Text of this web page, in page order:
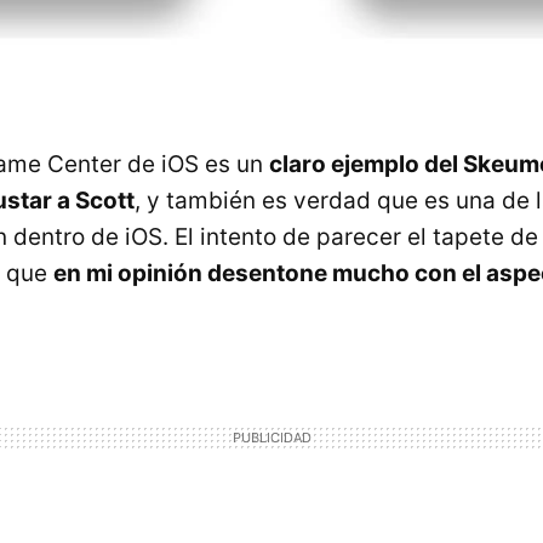
Center de iOS es un claro ejemplo del
a Scott, y también es verdad que es una de
dentro de iOS. El intento de parecer el tapete
en mi opinión desentone mucho con el